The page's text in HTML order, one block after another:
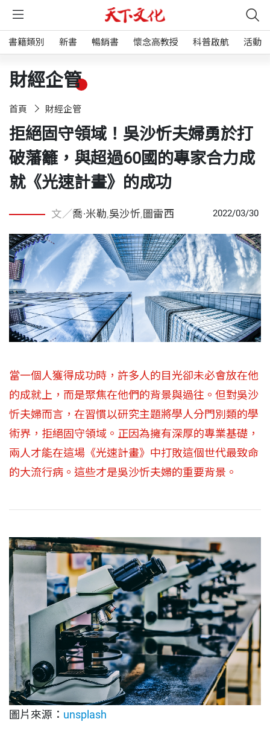
書籍類別 新書 暢銷書 懷念高教授 科普啟航 活動
財經企管
首頁 財經企管
拒絕固守領域！吳沙忻夫婦勇於打
破藩籬，與超過60國的專家合力成
就《光速計畫》的成功
文／喬·米勒,吳沙忻, 圖雷西 2022/03/30
當一個人獲得成功時，許多人的目光卻未必會放在他
的成就上，而是聚焦在他們的背景與過往。但對吳沙
忻夫婦而言，在習慣以研究主題將學人分門別類的學
術界，拒絕固守領域。正因為擁有深厚的專業基礎，
兩人才能在這場《光速計畫》中打敗這個世代最致命
的大流行病。這些才是吳沙忻夫婦的重要背景。
圖片來源： unsplash